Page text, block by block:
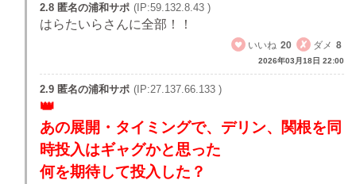
2.8 匿名の浦和サポ (IP:59.132.8.43 )
はらたいらさんに全部！！
いいね 20 ダメ 8
2026年03月18日 22:00
2.9 匿名の浦和サポ (IP:27.137.66.133 )
あの展開・タイミングで、デリン、関根を同
時投入はギャグかと思った
何を期待して投入した？